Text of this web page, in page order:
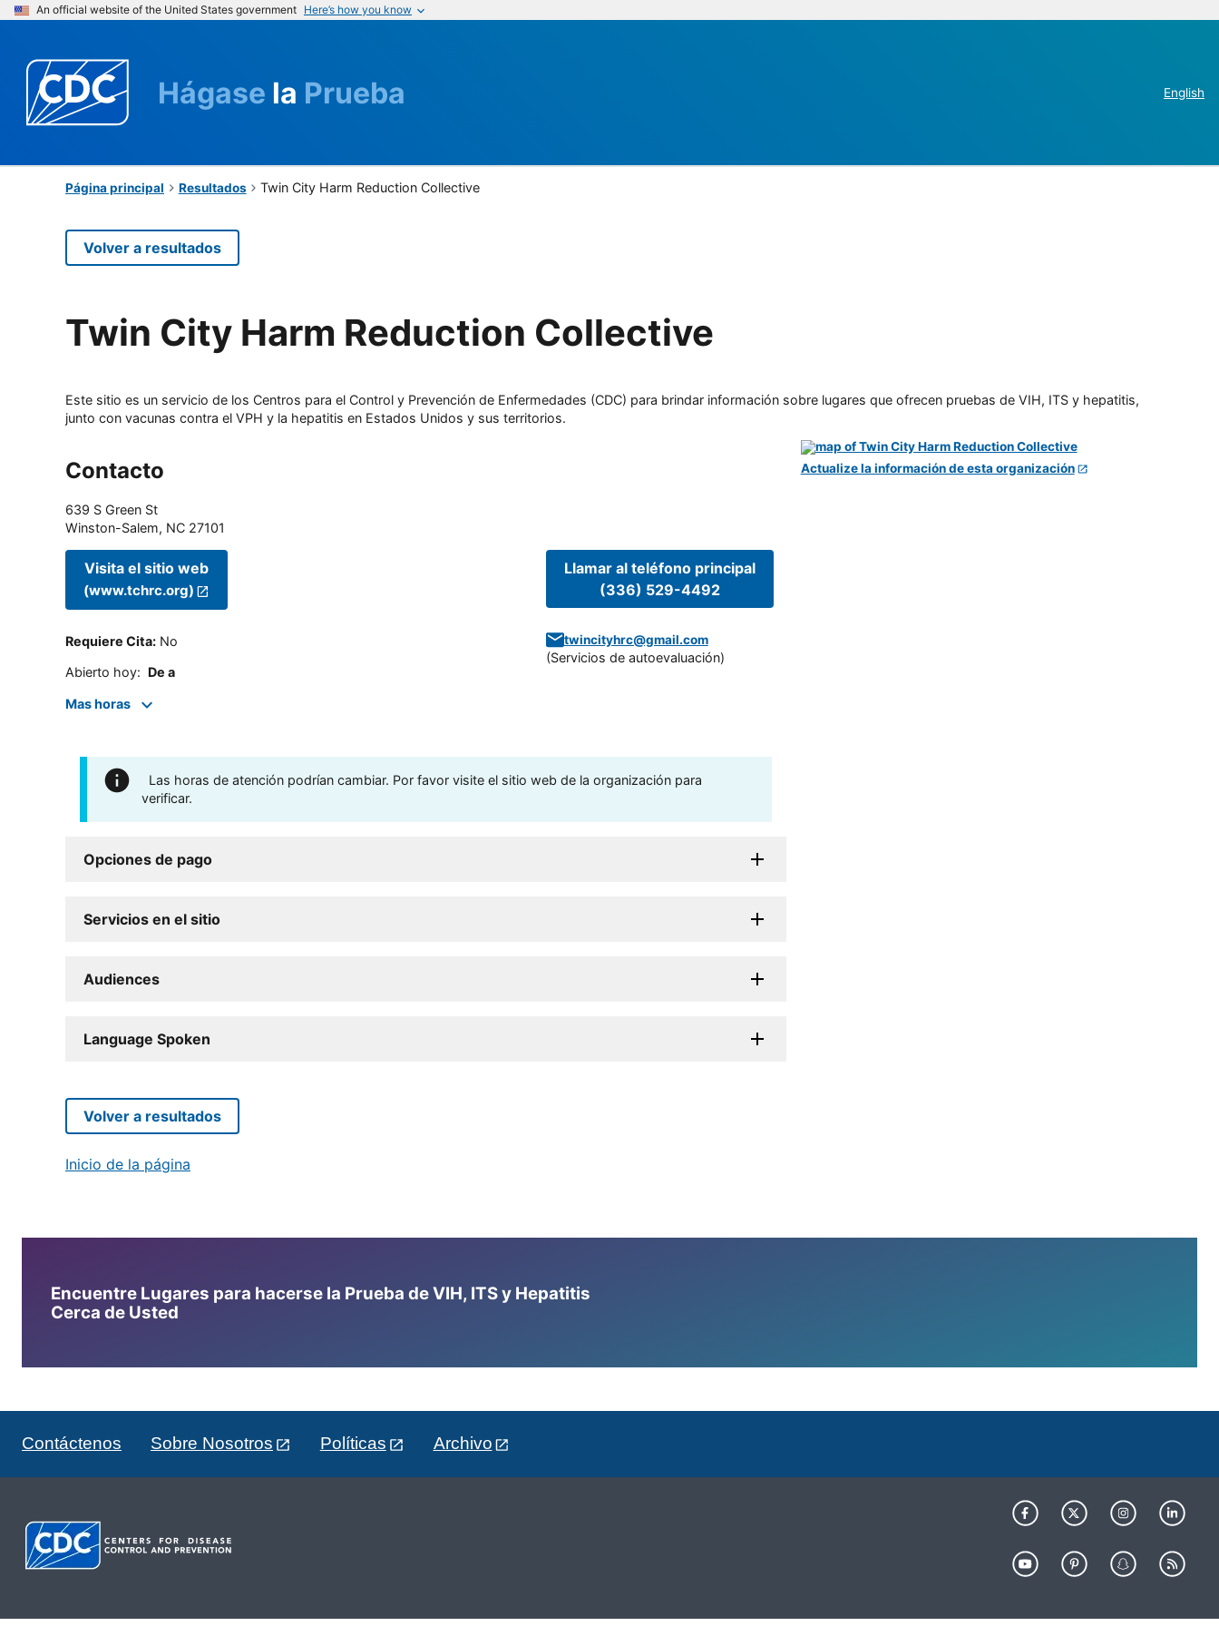
An official website of the United States government Here’s how you know
Hágase la Prueba English
Página principal Resultados Twin City Harm Reduction Collective
Volver a resultados
Twin City Harm Reduction Collective
Este sitio es un servicio de los Centros para el Control y Prevención de Enfermedades (CDC) para brindar información sobre lugares que ofrecen pruebas de VIH, ITS y hepatitis,
junto con vacunas contra el VPH y la hepatitis en Estados Unidos y sus territorios.
Contacto
639 S Green St
Winston-Salem, NC 27101
Visita el sitio web
(www.tchrc.org)
Requiere Cita: No
Abierto hoy: De a
Mas horas
Llamar al teléfono principal
(336) 529-4492
twincityhrc@gmail.com
(Servicios de autoevaluación)
Las horas de atención podrían cambiar. Por favor visite el sitio web de la organización para
verificar.
Opciones de pago
Servicios en el sitio
Audiences
Language Spoken
Actualize la información de esta organización
Volver a resultados
Inicio de la página
Encuentre Lugares para hacerse la Prueba de VIH, ITS y Hepatitis
Cerca de Usted
Contáctenos Sobre Nosotros Políticas Archivo